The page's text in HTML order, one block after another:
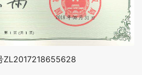
ZL2017218655628